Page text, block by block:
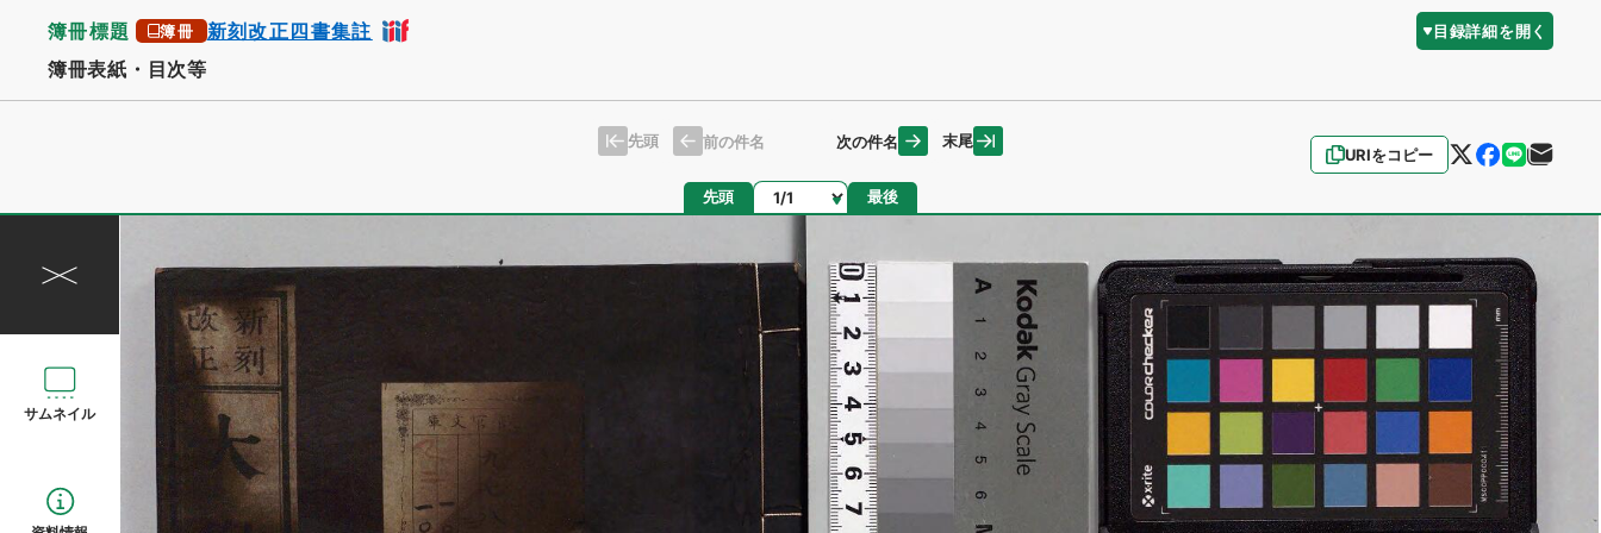
簿冊標題 簿冊 新刻改正四書集註 目録詳細を開く
簿冊表紙・目次等
URIをコピー
先頭 前の件名 次の件名 末尾
先頭 ページ 最後
サムネイル